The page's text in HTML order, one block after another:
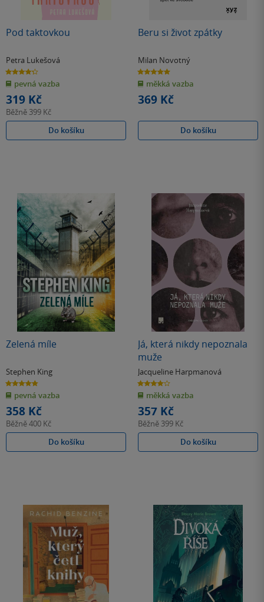
Pod taktovkou
Petra Lukešová
4.3
z
5
hvězdiček
pevná vazba
319 Kč
Běžně 399 Kč
Do košíku
Beru si život zpátky
Milan Novotný
5.0
z
5
hvězdiček
měkká vazba
369 Kč
Do košíku
Zelená míle
Stephen King
4.8
z
5
hvězdiček
pevná vazba
358 Kč
Běžně400 Kč
Do košíku
Já, která nikdy nepoznala
muže
Jacqueline Harpmanová
4.0
z
5
hvězdiček
měkká vazba
357 Kč
Běžně 399 Kč
Do košíku